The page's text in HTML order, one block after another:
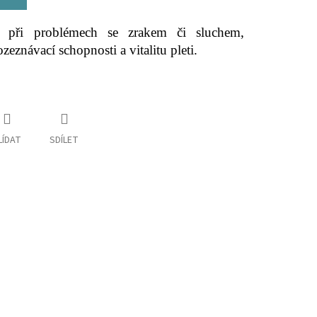
při problémech se zrakem či sluchem,
schopnosti a vitalitu pleti.
SDÍLET